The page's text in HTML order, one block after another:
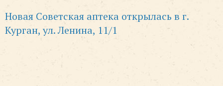
Новая Советская аптека открылась в г.
Курган, ул. Ленина, 11/1